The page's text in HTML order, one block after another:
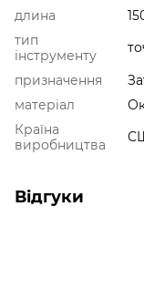
длина
тип
інструменту
призначення
матеріал
Країна
виробництва
Відгуки